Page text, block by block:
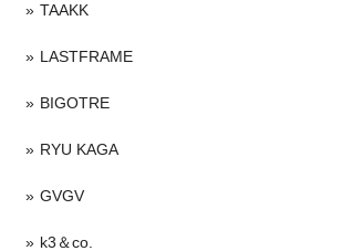
TAAKK
LASTFRAME
BIGOTRE
RYU KAGA
GVGV
k3＆co.